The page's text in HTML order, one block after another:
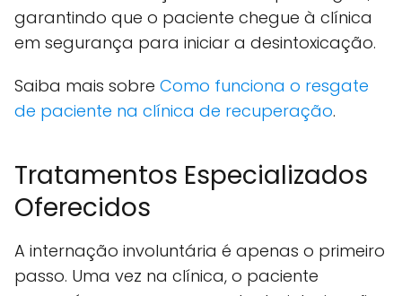
garantindo que o paciente chegue à clínica
em segurança para iniciar a desintoxicação.
Saiba mais sobre Como funciona o resgate
de paciente na clínica de recuperação.
Tratamentos Especializados
Oferecidos
A internação involuntária é apenas o primeiro
passo. Uma vez na clínica, o paciente